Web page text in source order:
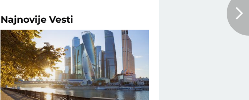
NajnovijeVesti